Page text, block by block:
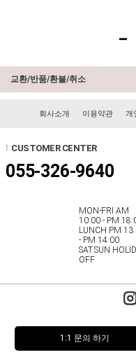
교환/반품/환불/취소
회사소개 이용약관 개
CUSTOMER CENTER
055-326-9640
MON-FRI AM
10:00 - PM
LUNCH PM
- PM 14:00
SAT.SUN
OFF
1:1 문의 하기